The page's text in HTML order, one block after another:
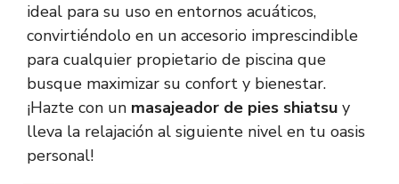
ideal para su uso en entornos acuáticos,
convirtiéndolo en un accesorio imprescindible
para cualquier propietario de piscina que
busque maximizar su confort y bienestar.
¡Hazte con un masajeador de pies shiatsu y
lleva la relajación al siguiente nivel en tu oasis
personal!